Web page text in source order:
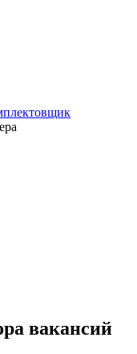
вакансий